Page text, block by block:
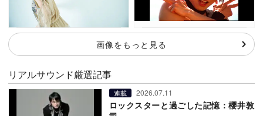
画像をもっと見る
リアルサウンド厳選記事
連載 2026.07.11
ロックスターと過ごした記憶：櫻井敦